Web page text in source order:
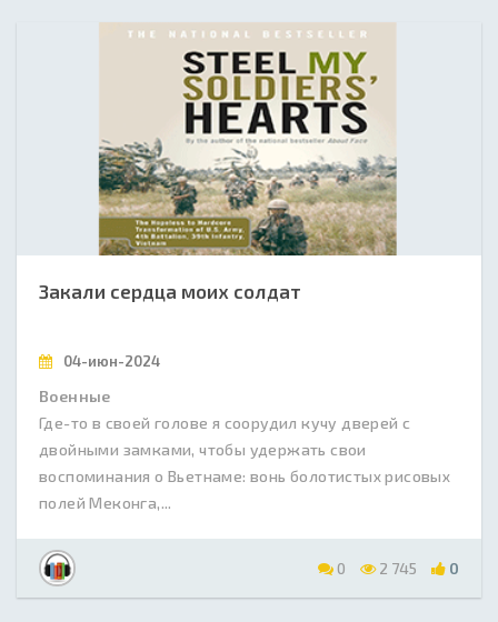
Закали сердца моих солдат
04-июн-2024
Военные
Где-то в своей голове я соорудил кучу дверей с
двойными замками, чтобы удержать свои
воспоминания о Вьетнаме: вонь болотистых рисовых
полей Меконга,...
0 2 745 0